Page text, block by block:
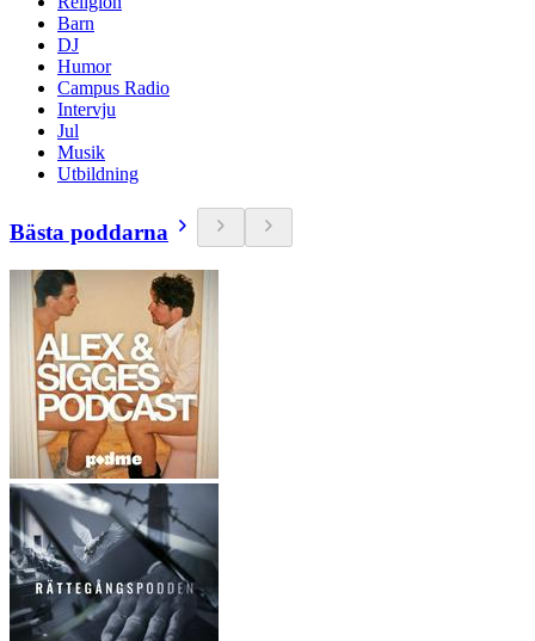
Barn
DJ
Humor
Campus Radio
Intervju
Jul
Musik
Utbildning
Bästa poddarna